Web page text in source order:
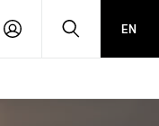
PŘIHLÁSIT HLEDATEN